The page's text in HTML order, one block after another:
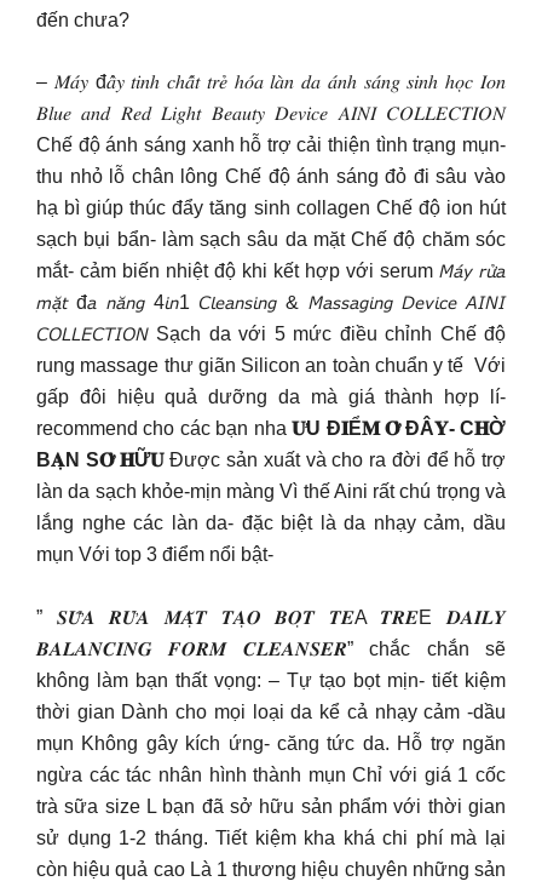
đến chưa?
– 𝑀𝑎́𝑦 đ𝑎̂̉𝑦 𝑡𝑖𝑛ℎ 𝑐ℎ𝑎̂́𝑡 𝑡𝑟𝑒̉ ℎ𝑜́𝑎 𝑙𝑎̀𝑛 𝑑𝑎 𝑎́𝑛ℎ 𝑠𝑎́𝑛𝑔 𝑠𝑖𝑛ℎ ℎ𝑜̣𝑐 𝐼𝑜𝑛
𝐵𝑙𝑢𝑒 𝑎𝑛𝑑 𝑅𝑒𝑑 𝐿𝑖𝑔ℎ𝑡 𝐵𝑒𝑎𝑢𝑡𝑦 𝐷𝑒𝑣𝑖𝑐𝑒 𝐴𝐼𝑁𝐼 𝐶𝑂𝐿𝐿𝐸𝐶𝑇𝐼𝑂𝑁
Chế độ ánh sáng xanh hỗ trợ cải thiện tình trạng mụn-
thu nhỏ lỗ chân lông Chế độ ánh sáng đỏ đi sâu vào
hạ bì giúp thúc đẩy tăng sinh collagen Chế độ ion hút
sạch bụi bẩn- làm sạch sâu da mặt Chế độ chăm sóc
mắt- cảm biến nhiệt độ khi kết hợp với serum 𝘔𝘢́𝘺 𝘳𝘶̛̉𝘢
𝘮𝘢̣̆𝘵 đ𝘢 𝘯𝘢̆𝘯𝘨 4𝘪𝘯1 𝘊𝘭𝘦𝘢𝘯𝘴𝘪𝘯𝘨 & 𝘔𝘢𝘴𝘴𝘢𝘨𝘪𝘯𝘨 𝘋𝘦𝘷𝘪𝘤𝘦 𝘈𝘐𝘕𝘐
𝘊𝘖𝘓𝘓𝘌𝘊𝘛𝘐𝘖𝘕 Sạch da với 5 mức điều chỉnh Chế độ
rung massage thư giãn Silicon an toàn chuẩn y tế ️ Với
gấp đôi hiệu quả dưỡng da mà giá thành hợp lí-
recommend cho các bạn nha𝐔̛U Đ𝐈Ể𝐌 𝐎̛̉ ĐÂ𝐘- C𝐇Ờ
B𝐀̣N S𝐎̛̉ 𝐇Ữ𝐔Được sản xuất và cho ra đời để hỗ trợ
làn da sạch khỏe-mịn màng Vì thế Aini rất chú trọng và
lắng nghe các làn da- đặc biệt là da nhạy cảm, dầu
mụn Với top 3 điểm nổi bật-
” 𝑺𝑼̛̃𝑨 𝑹𝑼̛̉𝑨 𝑴𝑨̣̆𝑻 𝑻𝑨̣𝑶 𝑩𝑶̣𝑻 𝑻𝑬A 𝑻𝑹𝑬E 𝑫𝑨𝑰𝑳𝒀
𝑩𝑨𝑳𝑨𝑵𝑪𝑰𝑵𝑮 𝑭𝑶𝑹𝑴 𝑪𝑳𝑬𝑨𝑵𝑺𝑬𝑹” chắc chắn sẽ
không làm bạn thất vọng: – Tự tạo bọt mịn- tiết kiệm
thời gian Dành cho mọi loại da kể cả nhạy cảm -dầu
mụn Không gây kích ứng- căng tức da. Hỗ trợ ngăn
ngừa các tác nhân hình thành mụn Chỉ với giá 1 cốc
trà sữa size L bạn đã sở hữu sản phẩm với thời gian
sử dụng 1-2 tháng. Tiết kiệm kha khá chi phí mà lại
còn hiệu quả cao Là 1 thương hiệu chuyên những sản